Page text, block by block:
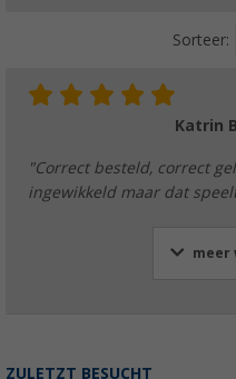
Sorteer:
Katrin
"Correct besteld, correct
ingewikkeld maar dat
meer
ZULETZT BESUCHT